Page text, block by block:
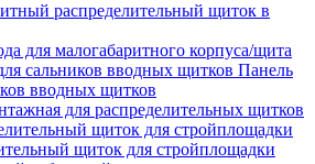
распределительный щиток в
для малогабаритного корпуса/щита
Панель
вводных щитков
для распределительных щитков
щиток для стройплощадки